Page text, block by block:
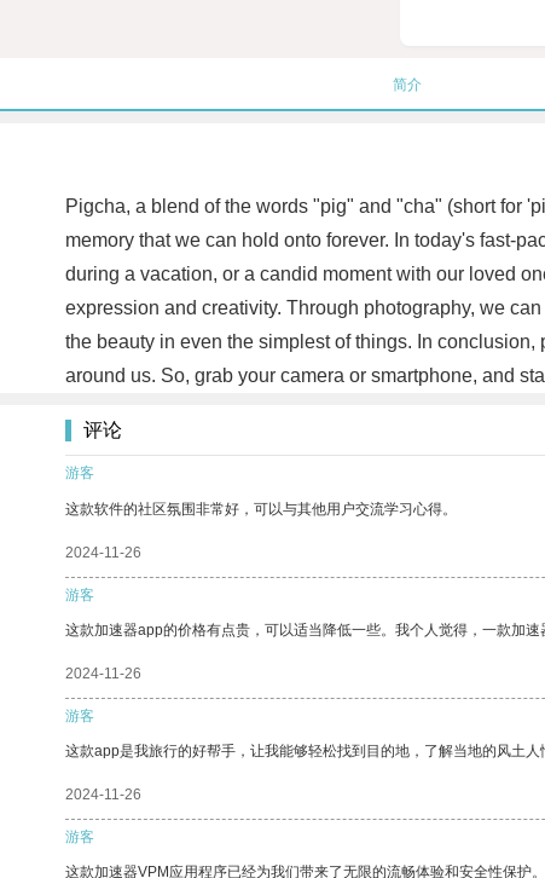
简介
Pigcha, a blend of the words "pig" and "cha" (short for
memory that we can hold onto forever. In today's fast-
during a vacation, or a candid moment with our loved
expression and creativity. Through photography, we
the beauty in even the simplest of things. In
around us. So, grab your camera or smartphone, and
评论
游客
这款软件的社区氛围非常好，可以与其他用户交流学习心得。
2024-11-26
游客
这款加速器app的价格有点贵，可以适当降低一些。我个人觉得，一款加速
2024-11-26
游客
这款app是我旅行的好帮手，让我能够轻松找到目的地，了解当地的风土人
2024-11-26
游客
这款加速器VPM应用程序已经为我们带来了无限的流畅体验和安全性保护。